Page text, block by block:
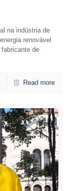
na indústria de
renovável
de
Read more